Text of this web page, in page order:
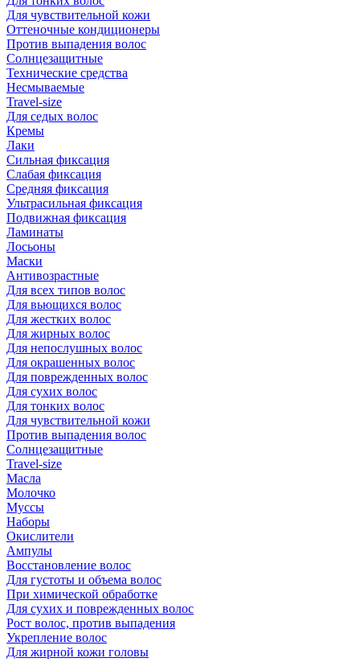
Для чувствительной кожи
Оттеночные кондиционеры
Против выпадения волос
Солнцезащитные
Технические средства
Несмываемые
Travel-size
Для седых волос
Кремы
Лаки
Сильная фиксация
Слабая фиксация
Средняя фиксация
Ультрасильная фиксация
Подвижная фиксация
Ламинаты
Лосьоны
Маски
Антивозрастные
Для всех типов волос
Для вьющихся волос
Для жестких волос
Для жирных волос
Для непослушных волос
Для окрашенных волос
Для поврежденных волос
Для сухих волос
Для тонких волос
Для чувствительной кожи
Против выпадения волос
Солнцезащитные
Travel-size
Масла
Молочко
Муссы
Наборы
Окислители
Ампулы
Восстановление волос
Для густоты и объема волос
При химической обработке
Для сухих и поврежденных волос
Рост волос, против выпадения
Укрепление волос
Для жирной кожи головы